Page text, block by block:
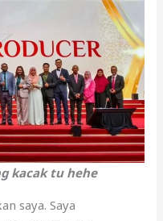
kacak tu hehe
saya. Saya